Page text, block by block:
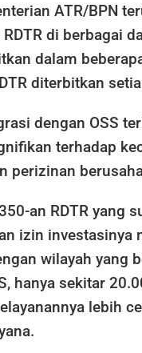
ATR/BPN
di berbagai
dalam
diterbitkan
dengan OSS
terhadap
perizinan
an RDTR yang
izin investasinya
wilayah yang
hanya sekitar
lebih